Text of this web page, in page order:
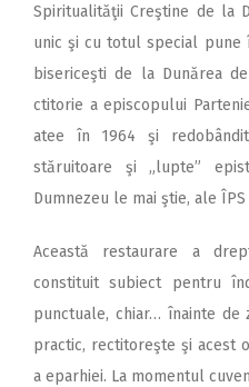
Spiritualităţii Creştine de la
unic şi cu totul special pune
bisericeşti de la Dunărea
ctitorie a episcopului
atee în 1964 şi
stăruitoare şi „lupte”
Dumnezeu le mai ştie, ale
Această restaurare a
constituit subiect pentru
punctuale, chiar… înainte de
practic, rectitoreşte şi acest
a eparhiei. La momentul